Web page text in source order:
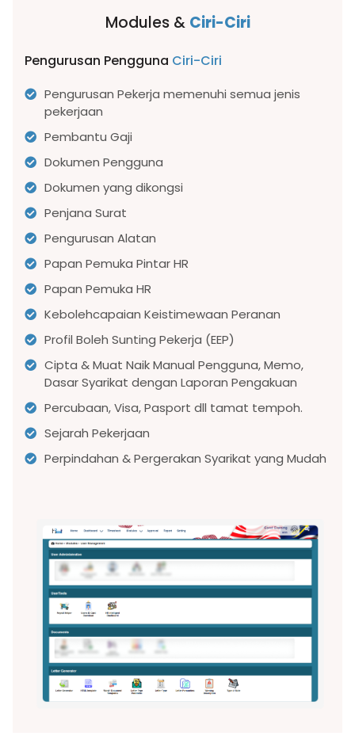
Modules & Ciri-Ciri
Pengurusan Pengguna Ciri-Ciri
Pengurusan Pekerja memenuhi semua jenis
pekerjaan
Pembantu Gaji
Dokumen Pengguna
Dokumen yang dikongsi
Penjana Surat
Pengurusan Alatan
Papan Pemuka Pintar HR
Papan Pemuka HR
Kebolehcapaian Keistimewaan Peranan
Profil Boleh Sunting Pekerja (EEP)
Cipta & Muat Naik Manual Pengguna, Memo,
Dasar Syarikat dengan Laporan Pengakuan
Percubaan, Visa, Pasport dll tamat tempoh.
Sejarah Pekerjaan
Perpindahan & Pergerakan Syarikat yang Mudah